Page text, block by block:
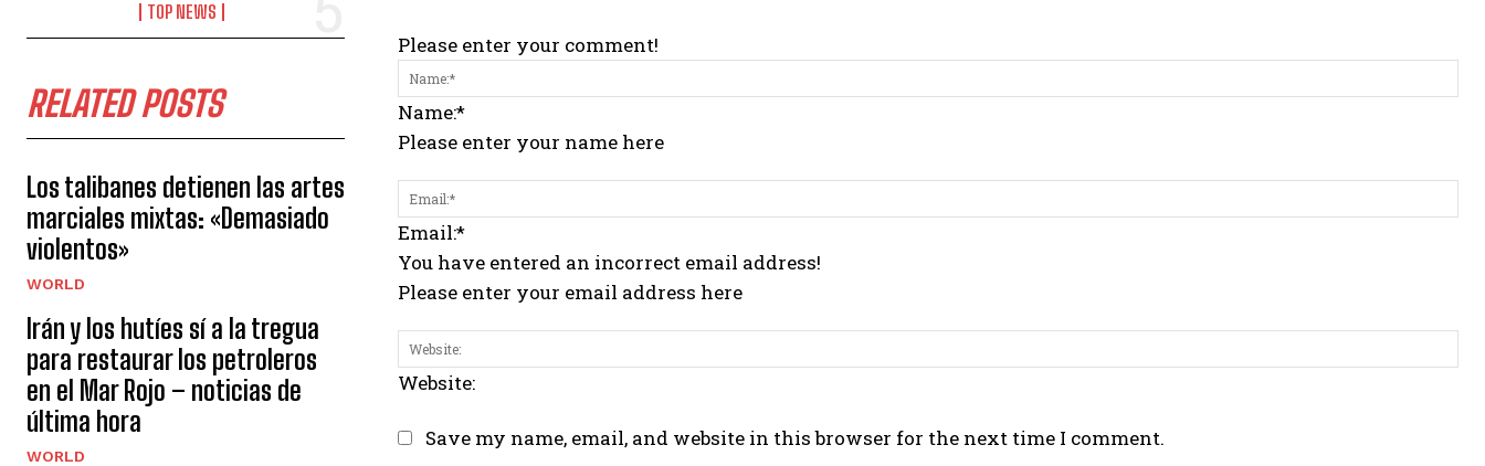
I've read and accept thePrivacy Policy.
Aygen
TOP NEWS
RELATED POSTS
Los talibanes detienen las artes
marciales mixtas: «Demasiado
violentos»
WORLD
Irán y los hutíes sí a la tregua
para restaurar los petroleros
en el Mar Rojo – noticias de
última hora
WORLD
Please enter your comment!
Name:*
Please enter your name here
Email:*
You have entered an incorrect email address!
Please enter your email address here
Website:
Save my name, email, and website in this browser for the next time I comment.